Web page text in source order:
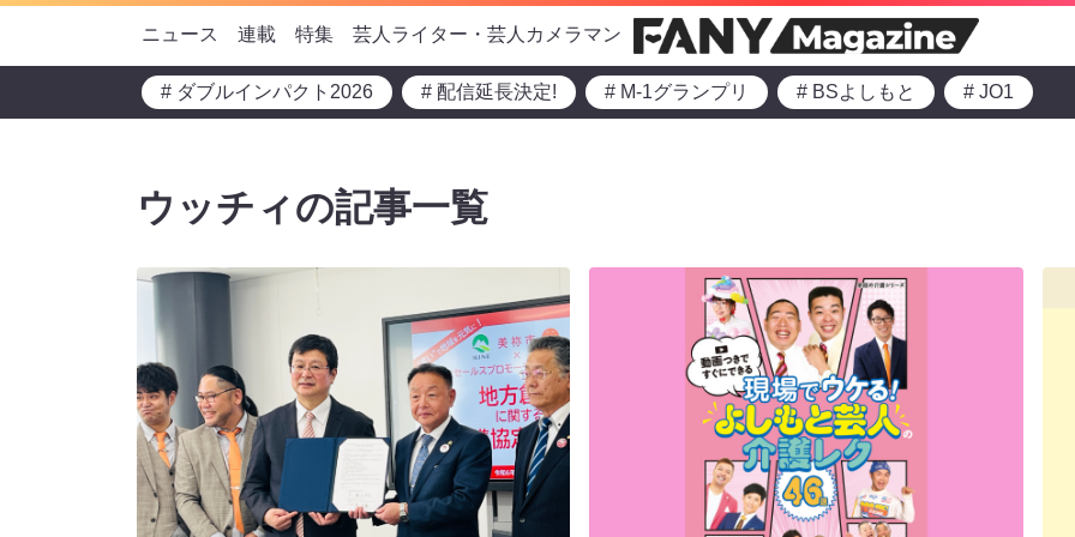
ニュース 連載 特集 芸人ライター・芸人カメラマン
# ダブルインパクト2026 # 配信延長決定! # M-1グランプリ # BSよしもと # JO1
ウッチィの記事一覧